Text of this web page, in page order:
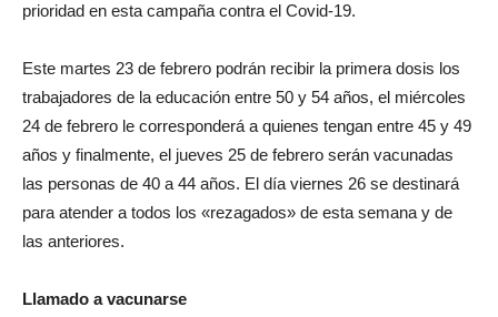
prioridad en esta campaña contra el Covid-19.
Este martes 23 de febrero podrán recibir la primera dosis los
trabajadores de la educación entre 50 y 54 años, el miércoles
24 de febrero le corresponderá a quienes tengan entre 45 y 49
años y finalmente, el jueves 25 de febrero serán vacunadas
las personas de 40 a 44 años. El día viernes 26 se destinará
para atender a todos los «rezagados» de esta semana y de
las anteriores.
Llamado a vacunarse